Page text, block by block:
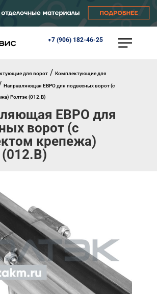
+7 (906) 182-46-25
ворота
шторы
для ворот / Комплектующие для
Направляющая ЕВРО для подвесных ворот (с
Ролтэк (012.В)
ЕВРО для
ворот (с
крепежа)